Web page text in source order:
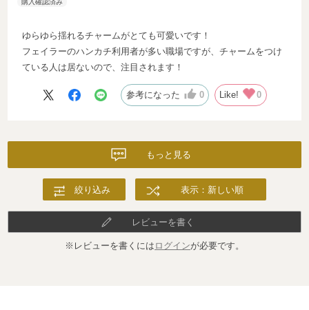
ゆらゆら揺れるチャームがとても可愛いです！
フェイラーのハンカチ利用者が多い職場ですが、チャームをつけ
ている人は居ないので、注目されます！
参考になった 0 Like! 0
もっと見る
絞り込み 表示：新しい順
レビューを書く
※レビューを書くには ログインが必要です。